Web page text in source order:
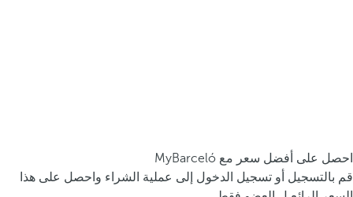
احصل على أفضل سعر مع MyBarceló
قم بالتسجيل أو تسجيل الدخول إلى عملية الشراء واحصل على هذا